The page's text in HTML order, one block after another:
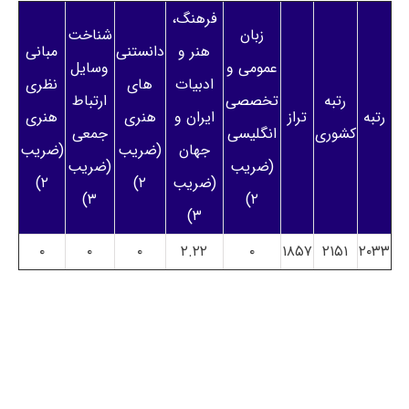
رتبه
رتبه
کشوری
تراز
زبان
عمومی و
تخصصی
انگلیسی
(ضریب
۲)
فرهنگ،
هنر و
ادبیات
ایران و
جهان
(ضریب
۳)
دانستنی
های
هنری
(ضریب
۲)
شناخت
وسایل
ارتباط
جمعی
(ضریب
۳)
مبانی
نظری
هنری
(ضریب
۲)
۲۰۳۳ ۲۱۵۱ ۱۸۵۷ ۰ ۲.۲۲ ۰ ۰ ۰